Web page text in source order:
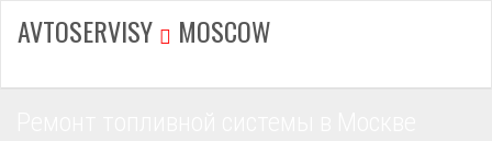
AVTOSERVISY MOSCOW